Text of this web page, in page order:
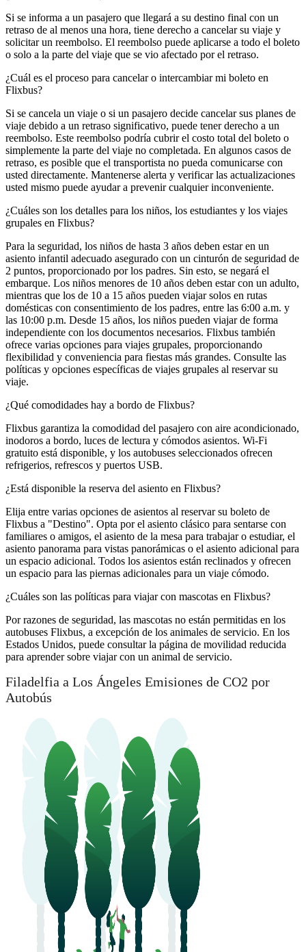
Si se informa a un pasajero que llegará a su destino final con un
retraso de al menos una hora, tiene derecho a cancelar su viaje y
solicitar un reembolso. El reembolso puede aplicarse a todo el boleto
o solo a la parte del viaje que se vio afectado por el retraso.
¿Cuál es el proceso para cancelar o intercambiar mi boleto en
Flixbus?
Si se cancela un viaje o si un pasajero decide cancelar sus planes de
viaje debido a un retraso significativo, puede tener derecho a un
reembolso. Este reembolso podría cubrir el costo total del boleto o
simplemente la parte del viaje no completada. En algunos casos de
retraso, es posible que el transportista no pueda comunicarse con
usted directamente. Mantenerse alerta y verificar las actualizaciones
usted mismo puede ayudar a prevenir cualquier inconveniente.
¿Cuáles son los detalles para los niños, los estudiantes y los viajes
grupales en Flixbus?
Para la seguridad, los niños de hasta 3 años deben estar en un
asiento infantil adecuado asegurado con un cinturón de seguridad de
2 puntos, proporcionado por los padres. Sin esto, se negará el
embarque. Los niños menores de 10 años deben estar con un adulto,
mientras que los de 10 a 15 años pueden viajar solos en rutas
domésticas con consentimiento de los padres, entre las 6:00 a.m. y
las 10:00 p.m. Desde 15 años, los niños pueden viajar de forma
independiente con los documentos necesarios. Flixbus también
ofrece varias opciones para viajes grupales, proporcionando
flexibilidad y conveniencia para fiestas más grandes. Consulte las
políticas y opciones específicas de viajes grupales al reservar su
viaje.
¿Qué comodidades hay a bordo de Flixbus?
Flixbus garantiza la comodidad del pasajero con aire acondicionado,
inodoros a bordo, luces de lectura y cómodos asientos. Wi-Fi
gratuito está disponible, y los autobuses seleccionados ofrecen
refrigerios, refrescos y puertos USB.
¿Está disponible la reserva del asiento en Flixbus?
Elija entre varias opciones de asientos al reservar su boleto de
Flixbus a "Destino". Opta por el asiento clásico para sentarse con
familiares o amigos, el asiento de la mesa para trabajar o estudiar, el
asiento panorama para vistas panorámicas o el asiento adicional para
un espacio adicional. Todos los asientos están reclinados y ofrecen
un espacio para las piernas adicionales para un viaje cómodo.
¿Cuáles son las políticas para viajar con mascotas en Flixbus?
Por razones de seguridad, las mascotas no están permitidas en los
autobuses Flixbus, a excepción de los animales de servicio. En los
Estados Unidos, puede consultar la página de movilidad reducida
para aprender sobre viajar con un animal de servicio.
Filadelfia a Los Ángeles Emisiones de CO2 por
Autobús